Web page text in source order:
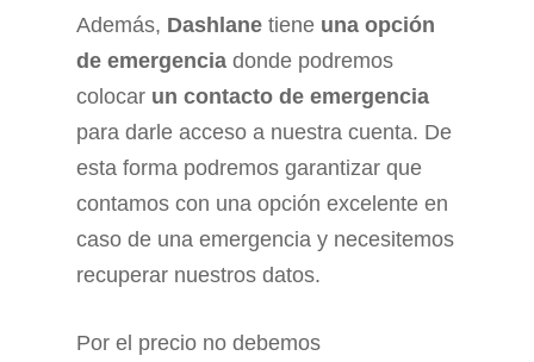
Además, Dashlane tiene una opción
de emergencia donde podremos
colocar un contacto de emergencia
para darle acceso a nuestra cuenta. De
esta forma podremos garantizar que
contamos con una opción excelente en
caso de una emergencia y necesitemos
recuperar nuestros datos.
Por el precio no debemos